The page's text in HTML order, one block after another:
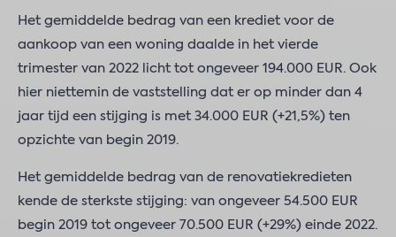
Het gemiddelde bedrag van een krediet voor de
aankoop van een woning daalde in het vierde
trimester van 2022 licht tot ongeveer 194.000 EUR. Ook
hier niettemin de vaststelling dat er op minder dan 4
jaar tijd een stijging is met 34.000 EUR (+21,5%) ten
opzichte van begin 2019.
Het gemiddelde bedrag van de renovatiekredieten
kende de sterkste stijging: van ongeveer 54.500 EUR
begin 2019 tot ongeveer 70.500 EUR (+29%) einde 2022.